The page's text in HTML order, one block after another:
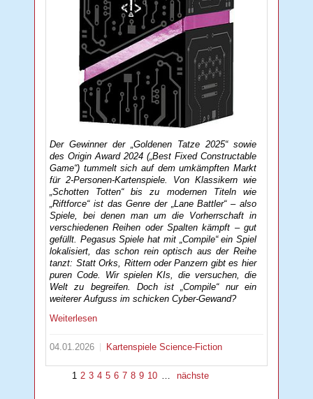
Der Gewinner der „Goldenen Tatze 2025“ sowie
des Origin Award 2024 („Best Fixed Constructable
Game“) tummelt sich auf dem umkämpften Markt
für 2-Personen-Kartenspiele. Von Klassikern wie
„Schotten Totten“ bis zu modernen Titeln wie
„Riftforce“ ist das Genre der „Lane Battler“ – also
Spiele, bei denen man um die Vorherrschaft in
verschiedenen Reihen oder Spalten kämpft – gut
gefüllt. Pegasus Spiele hat mit „Compile“ ein Spiel
lokalisiert, das schon rein optisch aus der Reihe
tanzt: Statt Orks, Rittern oder Panzern gibt es hier
puren Code. Wir spielen KIs, die versuchen, die
Welt zu begreifen. Doch ist „Compile“ nur ein
weiterer Aufguss im schicken Cyber-Gewand?
Weiterlesen
04.01.2026 KartenspieleScience-Fiction
1 2 3 4 5 6 7 8 9 10 … nächste